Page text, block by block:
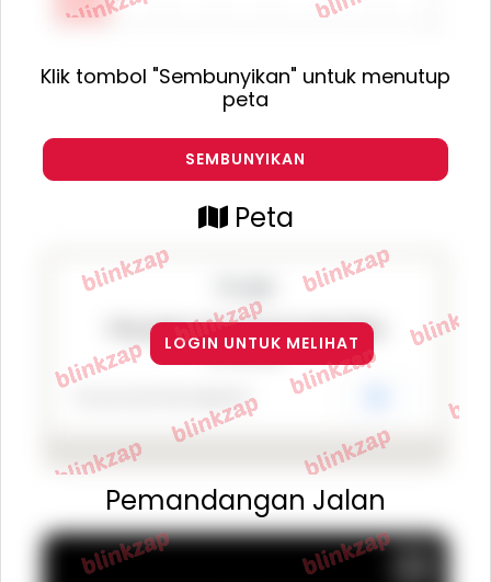
Klik tombol "Sembunyikan" untuk menutup
peta
SEMBUNYIKAN
Peta
This page can't load Google Maps
correctly.
Do you own this website?
LOGIN UNTUK MELIHAT
Pemandangan Jalan